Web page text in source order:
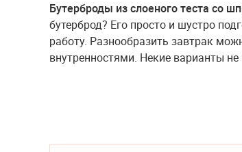
Бутерброды из слоеного теста со
бутерброд? Его просто и шустро
работу. Разнообразить завтрак
внутренностями. Некие варианты